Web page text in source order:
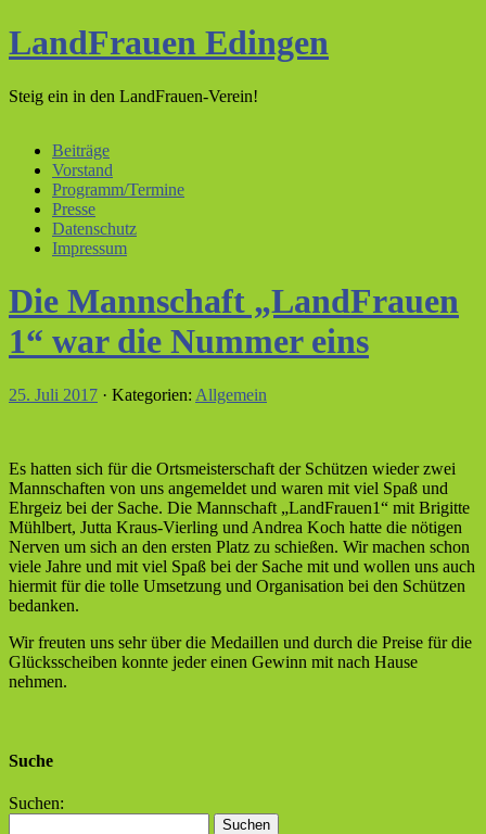
LandFrauen Edingen
Steig ein in den LandFrauen-Verein!
Beiträge
Vorstand
Programm/Termine
Presse
Datenschutz
Impressum
Die Mannschaft „LandFrauen
1“ war die Nummer eins
25. Juli 2017 · Kategorien: Allgemein
Es hatten sich für die Ortsmeisterschaft der Schützen wieder zwei
Mannschaften von uns angemeldet und waren mit viel Spaß und
Ehrgeiz bei der Sache. Die Mannschaft „LandFrauen1“ mit Brigitte
Mühlbert, Jutta Kraus-Vierling und Andrea Koch hatte die nötigen
Nerven um sich an den ersten Platz zu schießen. Wir machen schon
viele Jahre und mit viel Spaß bei der Sache mit und wollen uns auch
hiermit für die tolle Umsetzung und Organisation bei den Schützen
bedanken.
Wir freuten uns sehr über die Medaillen und durch die Preise für die
Glücksscheiben konnte jeder einen Gewinn mit nach Hause
nehmen.
Suche
Suchen: